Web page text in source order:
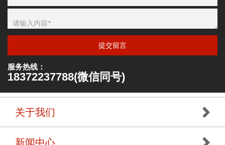
提交留言
服务热线：
18372237788(微信同号)
关于我们
新闻中心